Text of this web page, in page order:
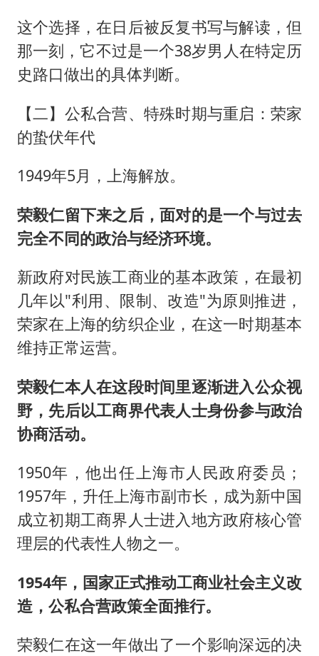
这个选择，在日后被反复书写与解读，但
那一刻，它不过是一个38岁男人在特定历
史路口做出的具体判断。
【二】公私合营、特殊时期与重启：荣家
的蛰伏年代
1949年5月，上海解放。
荣毅仁留下来之后，面对的是一个与过去
完全不同的政治与经济环境。
新政府对民族工商业的基本政策，在最初
几年以"利用、限制、改造"为原则推进，
荣家在上海的纺织企业，在这一时期基本
维持正常运营。
荣毅仁本人在这段时间里逐渐进入公众视
野，先后以工商界代表人士身份参与政治
协商活动。
1950年，他出任上海市人民政府委员；
1957年，升任上海市副市长，成为新中国
成立初期工商界人士进入地方政府核心管
理层的代表性人物之一。
1954年，国家正式推动工商业社会主义改
造，公私合营政策全面推行。
荣毅仁在这一年做出了一个影响深远的决